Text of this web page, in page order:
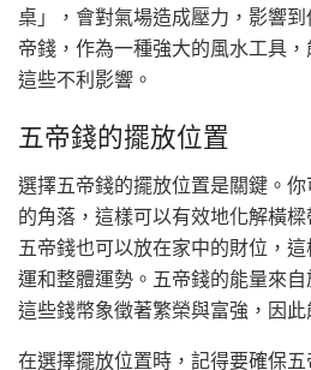
桌」，會對氣場造成壓力，影響
帝錢，作為一種強大的風水工具
這些不利影響。
五帝錢的擺放位置
選擇五帝錢的擺放位置是關鍵。
的角落，這樣可以有效地化解橫
五帝錢也可以放在家中的財位，
運和整體運勢。五帝錢的能量來自
這些錢幣象徵著繁榮與富強，因此
在選擇擺放位置時，記得要確保五